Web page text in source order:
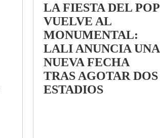
LA FIESTA DEL POP
VUELVE AL
MONUMENTAL:
LALI ANUNCIA UNA
NUEVA FECHA
TRAS AGOTAR DOS
ESTADIOS